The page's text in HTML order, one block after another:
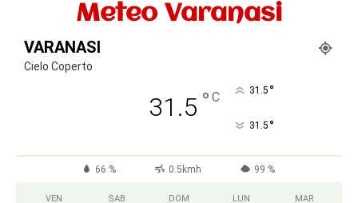
Meteo Varanasi
VARANASI
Cielo Coperto
31.5 ° C 31.5 °
31.5 °
66 % 0.5kmh 99 %
VEN SAB DOM LUN MAR